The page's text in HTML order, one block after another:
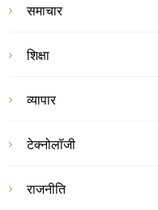
समाचार
शिक्षा
व्यापार
टेक्नोलॉजी
राजनीति